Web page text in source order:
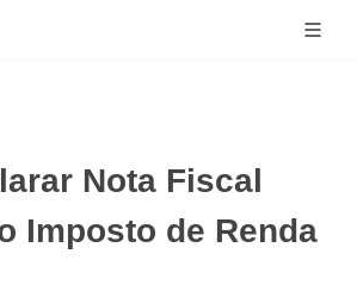
Nota Fiscal
Imposto de Renda